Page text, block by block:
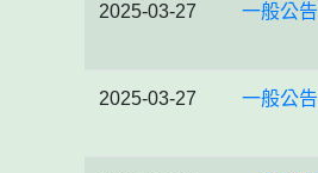
2025-03-27 一般公告
2025-03-27 一般公告